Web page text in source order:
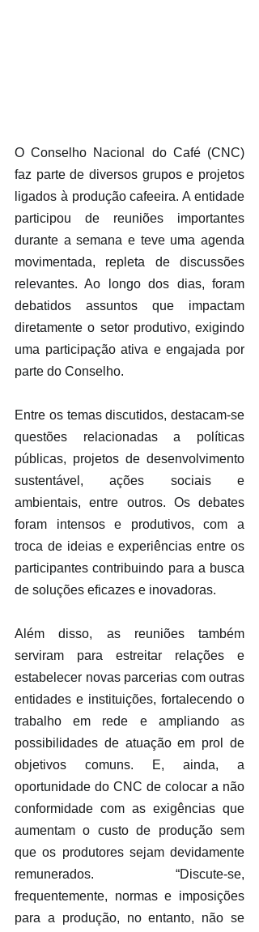
O Conselho Nacional do Café (CNC)
faz parte de diversos grupos e projetos
ligados à produção cafeeira. A entidade
participou de reuniões importantes
durante a semana e teve uma agenda
movimentada, repleta de discussões
relevantes. Ao longo dos dias, foram
debatidos assuntos que impactam
diretamente o setor produtivo, exigindo
uma participação ativa e engajada por
parte do Conselho.
Entre os temas discutidos, destacam-se
questões relacionadas a políticas
públicas, projetos de desenvolvimento
sustentável, ações sociais e
ambientais, entre outros. Os debates
foram intensos e produtivos, com a
troca de ideias e experiências entre os
participantes contribuindo para a busca
de soluções eficazes e inovadoras.
Além disso, as reuniões também
serviram para estreitar relações e
estabelecer novas parcerias com outras
entidades e instituições, fortalecendo o
trabalho em rede e ampliando as
possibilidades de atuação em prol de
objetivos comuns. E, ainda, a
oportunidade do CNC de colocar a não
conformidade com as exigências que
aumentam o custo de produção sem
que os produtores sejam devidamente
remunerados. “Discute-se,
frequentemente, normas e imposições
para a produção, no entanto, não se